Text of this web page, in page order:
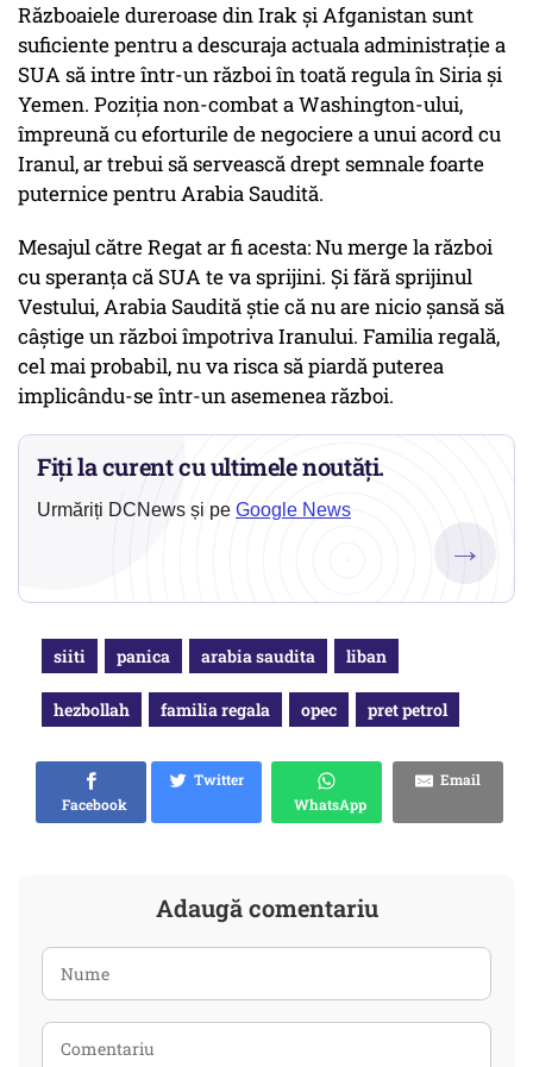
Războaiele dureroase din Irak și Afganistan sunt
suficiente pentru a descuraja actuala administraţie a
SUA să intre într-un război în toată regula în Siria şi
Yemen. Poziţia non-combat a Washington-ului,
împreună cu eforturile de negociere a unui acord cu
Iranul, ar trebui să servească drept semnale foarte
puternice pentru Arabia Saudită.
Mesajul către Regat ar fi acesta: Nu merge la război
cu speranţa că SUA te va sprijini. Şi fără sprijinul
Vestului, Arabia Saudită ştie că nu are nicio şansă să
câştige un război împotriva Iranului. Familia regală,
cel mai probabil, nu va risca să piardă puterea
implicându-se într-un asemenea război.
Fiți la curent cu ultimele noutăți.
Urmăriți DCNews și pe Google News
→
siiti panica arabia saudita liban
hezbollah familia regala opec pret petrol
Facebook
Twitter
WhatsApp
Email
Adaugă comentariu